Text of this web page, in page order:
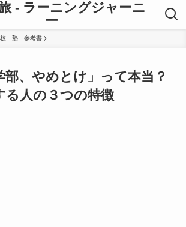
- ラーニングジャーニ
ー
塾 参考書
部、やめとけ」って本当？
る人の３つの特徴